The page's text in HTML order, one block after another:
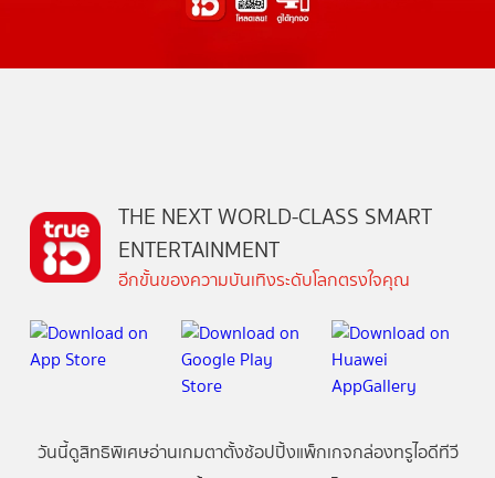
THE NEXT WORLD-CLASS SMART
ENTERTAINMENT
อีกขั้นของความบันเทิงระดับโลกตรงใจคุณ
วันนี้ดูสิทธิพิเศษอ่านเกมตาตั้งช้อปปิ้งแพ็กเกจกล่องทรูไอดีทีวี